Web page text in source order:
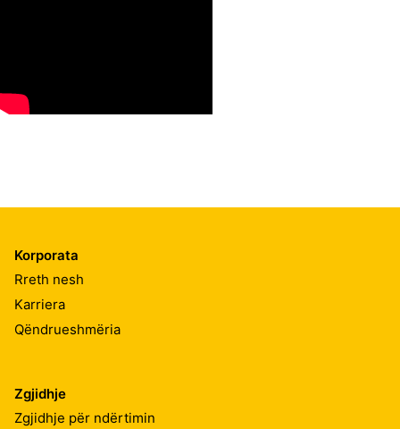
Korporata
Rreth nesh
Karriera
Qëndrueshmëria
Zgjidhje
Zgjidhje për ndërtimin